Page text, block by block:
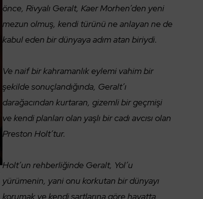
önce, Rivyalı Geralt, Kaer Morhen’den yeni
mezun olmuş, kendi türünü ne anlayan ne de
kabul eden bir dünyaya adım atan biriydi.
Ve naif bir kahramanlık eylemi vahim bir
şekilde sonuçlandığında, Geralt’ı
darağacından kurtaran, gizemli bir geçmişi
ve kendi planları olan yaşlı bir cadı avcısı olan
Preston Holt’tur.
Holt’un rehberliğinde Geralt, Yol’u
yürümenin, yani onu korkutan bir dünyayı
korumak ve kendi şartlarına göre hayatta